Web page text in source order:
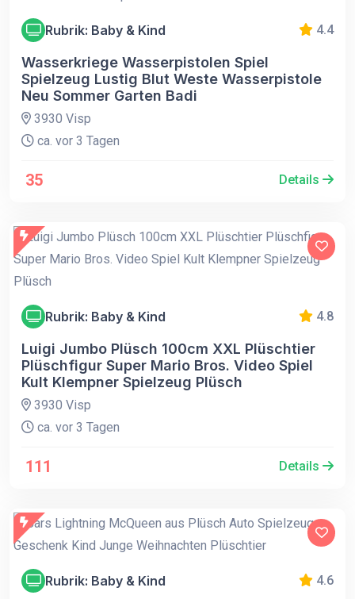
Rubrik: Baby & Kind 4.4
Wasserkriege Wasserpistolen Spiel
Spielzeug Lustig Blut Weste Wasserpistole
Neu Sommer Garten Badi
3930 Visp
ca. vor 3 Tagen
35 Details
Rubrik: Baby & Kind 4.8
Luigi Jumbo Plüsch 100cm XXL Plüschtier
Plüschfigur Super Mario Bros. Video Spiel
Kult Klempner Spielzeug Plüsch
3930 Visp
ca. vor 3 Tagen
111 Details
Rubrik: Baby & Kind 4.6